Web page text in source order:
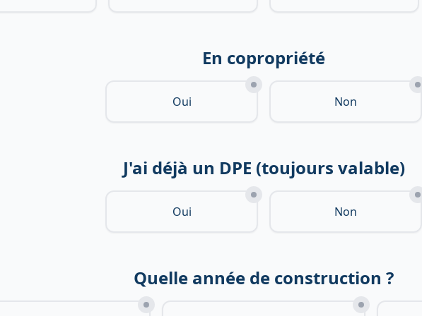
En copropriété
Oui Non
J'ai déjà un DPE (toujours valable)
Oui Non
Quelle année de construction ?